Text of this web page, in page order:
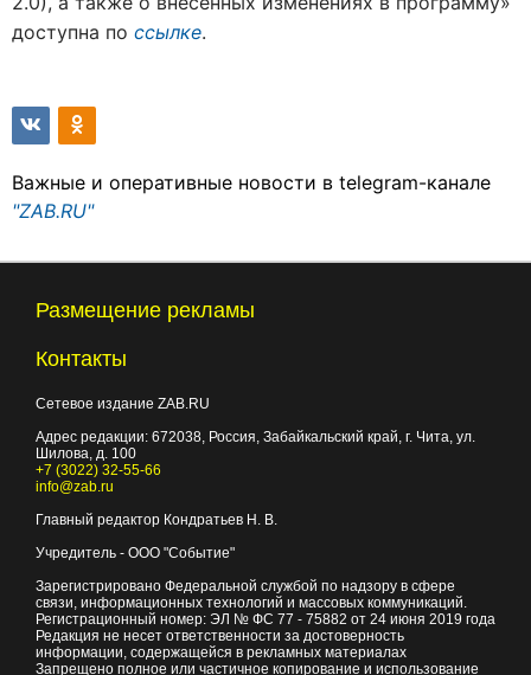
доступна по ссылке.
Важные и оперативные новости в telegram-канале
"ZAB.RU"
Размещение рекламы
Контакты
Сетевое издание ZAB.RU
Адрес редакции: 672038, Россия, Забайкальский край, г. Чита, ул.
Шилова, д. 100
+7 (3022) 32-55-66
info@zab.ru
Главный редактор Кондратьев Н. В.
Учредитель - ООО "Событие"
Зарегистрировано Федеральной службой по надзору в сфере
связи, информационных технологий и массовых коммуникаций.
Регистрационный номер: ЭЛ № ФС 77 - 75882 от 24 июня 2019 года
Редакция не несет ответственности за достоверность
информации, содержащейся в рекламных материалах
Запрещено полное или частичное копирование и использование